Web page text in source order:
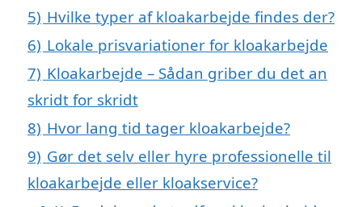
5) Hvilke typer af kloakarbejde findes der?
6) Lokale prisvariationer for kloakarbejde
7) Kloakarbejde – Sådan griber du det an
skridt for skridt
8) Hvor lang tid tager kloakarbejde?
9) Gør det selv eller hyre professionelle til
kloakarbejde eller kloakservice?